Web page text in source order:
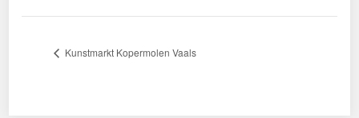
Kunstmarkt Kopermolen Vaals